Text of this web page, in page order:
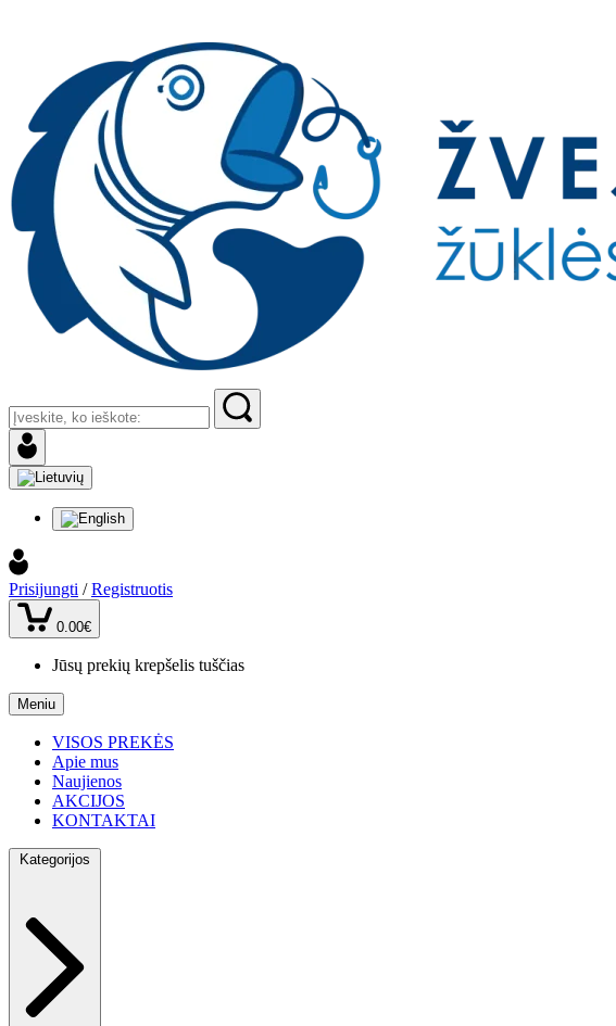
Prisijungti / Registruotis
0.00€
Jūsų prekių krepšelis tuščias
Meniu
VISOS PREKĖS
Apie mus
Naujienos
AKCIJOS
KONTAKTAI
Kategorijos